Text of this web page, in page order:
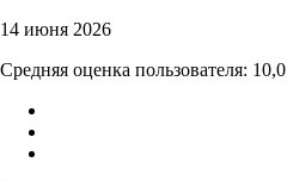
14 июня 2026
Средняя оценка пользователя: 10,0